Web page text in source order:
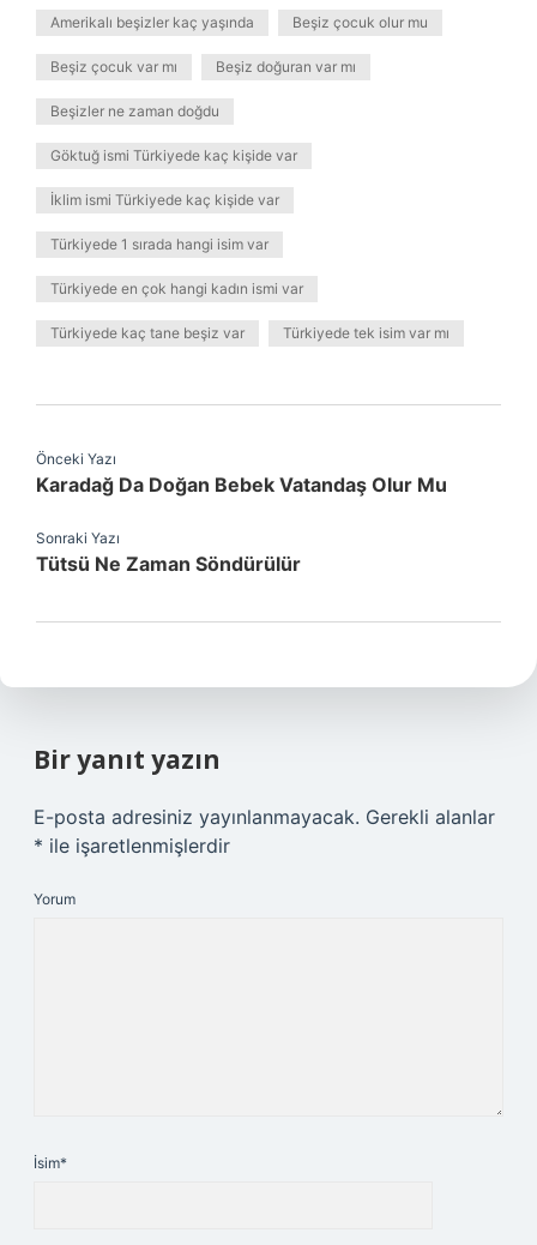
Amerikalı beşizler kaç yaşında Beşiz çocuk olur mu
Beşiz çocuk var mı Beşiz doğuran var mı
Beşizler ne zaman doğdu
Göktuğ ismi Türkiyede kaç kişide var
İklim ismi Türkiyede kaç kişide var
Türkiyede 1 sırada hangi isim var
Türkiyede en çok hangi kadın ismi var
Türkiyede kaç tane beşiz var Türkiyede tek isim var mı
Önceki Yazı
Karadağ Da Doğan Bebek Vatandaş Olur Mu
Sonraki Yazı
Tütsü Ne Zaman Söndürülür
Bir yanıt yazın
E-posta adresiniz yayınlanmayacak. Gerekli alanlar
* ile işaretlenmişlerdir
Yorum
İsim*